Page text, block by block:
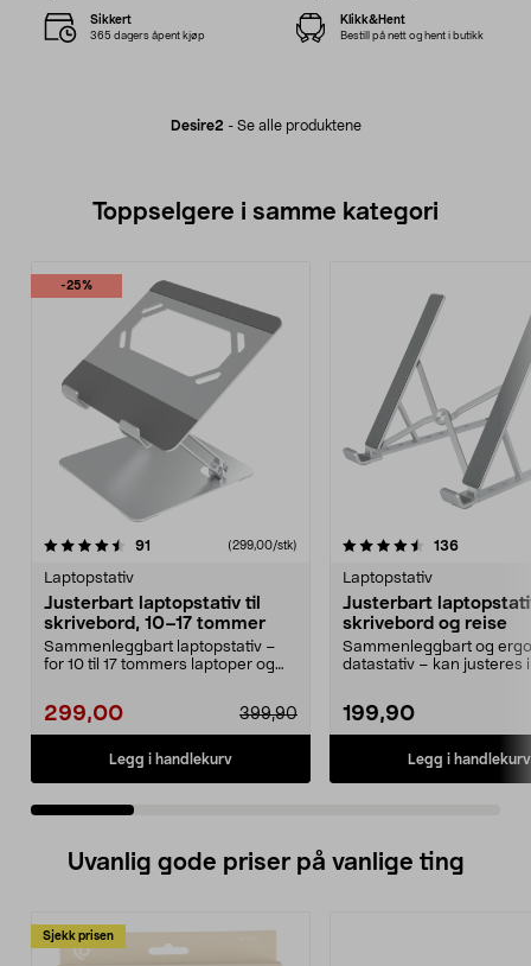
Desire2 - Se alle produktene
Sikkert
365 dagers åpent kjøp
Klikk&Hent
Bestill på nett og hent i butikk
Toppselgere i samme kategori
-25%
91 anmeldelser(299,00/stk)
Laptopstativ
Justerbart laptopstativ til
skrivebord, 10–17 tommer
Sammenleggbart laptopstativ –
for 10 til 17 tommers laptoper og
299,00 399,90
Legg i handlekurv
4.5 av 5 stjerner 136
Laptopstativ
Justerbart
skrivebord og reise
Sammenleggbart og
datastativ – kan justeres
199,90
Legg i handlekurv
4.5 av 5 stjerner
Uvanlig gode priser på vanlige ting
Sjekk prisen